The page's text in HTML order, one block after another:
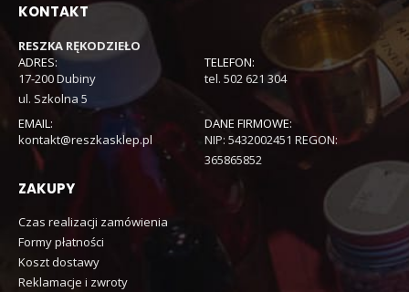
KONTAKT
RESZKA RĘKODZIEŁO
ADRES:
17-200 Dubiny
ul. Szkolna 5
TELEFON:
tel. 502 621 304
EMAIL:
kontakt@reszkasklep.pl
DANE FIRMOWE:
NIP: 5432002451 REGON:
365865852
ZAKUPY
Czas realizacji zamówienia
Formy płatności
Koszt dostawy
Reklamacje i zwroty